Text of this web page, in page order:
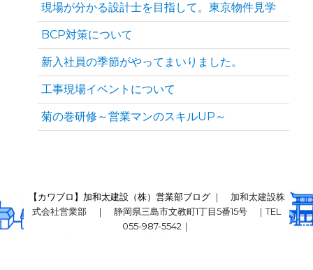
現場が分かる設計士を目指して。東京物件見学
BCP対策について
新入社員の季節がやってまいりました。
工事現場イベントについて
菊の巻研修～営業マンのスキルUP～
【カワブロ】加和太建設（株）営業部ブログ｜ 加和太建設株
式会社営業部 ｜ 静岡県三島市文教町1丁目5番15号 ｜TEL
055-987-5542｜